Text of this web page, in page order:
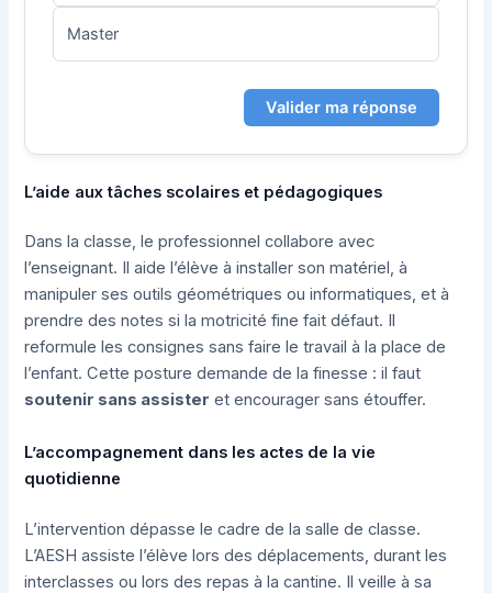
Master
Valider ma réponse
L’aide aux tâches scolaires et pédagogiques
Dans la classe, le professionnel collabore avec
l’enseignant. Il aide l’élève à installer son matériel, à
manipuler ses outils géométriques ou informatiques, et à
prendre des notes si la motricité fine fait défaut. Il
reformule les consignes sans faire le travail à la place de
l’enfant. Cette posture demande de la finesse : il faut
soutenir sans assister et encourager sans étouffer.
L’accompagnement dans les actes de la vie
quotidienne
L’intervention dépasse le cadre de la salle de classe.
L’AESH assiste l’élève lors des déplacements, durant les
interclasses ou lors des repas à la cantine. Il veille à sa